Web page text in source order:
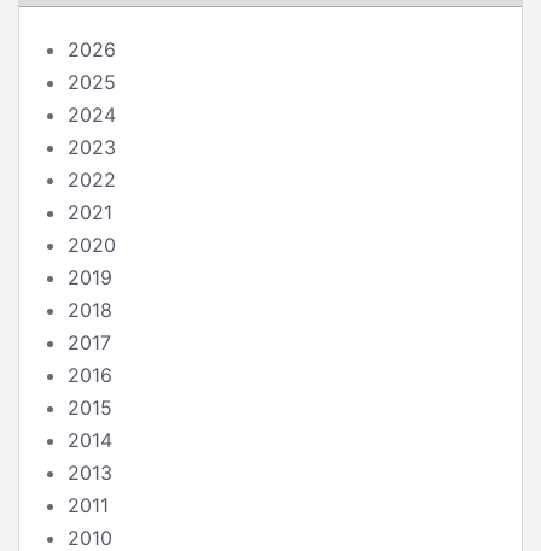
2026
2025
2024
2023
2022
2021
2020
2019
2018
2017
2016
2015
2014
2013
2011
2010